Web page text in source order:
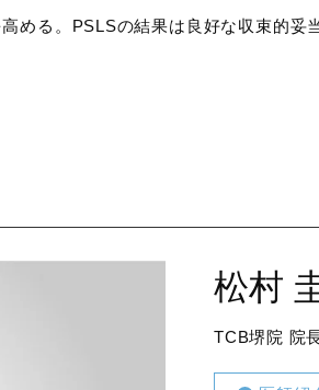
める。PSLSの結果は良好な収束的
松村
TCB堺院 院